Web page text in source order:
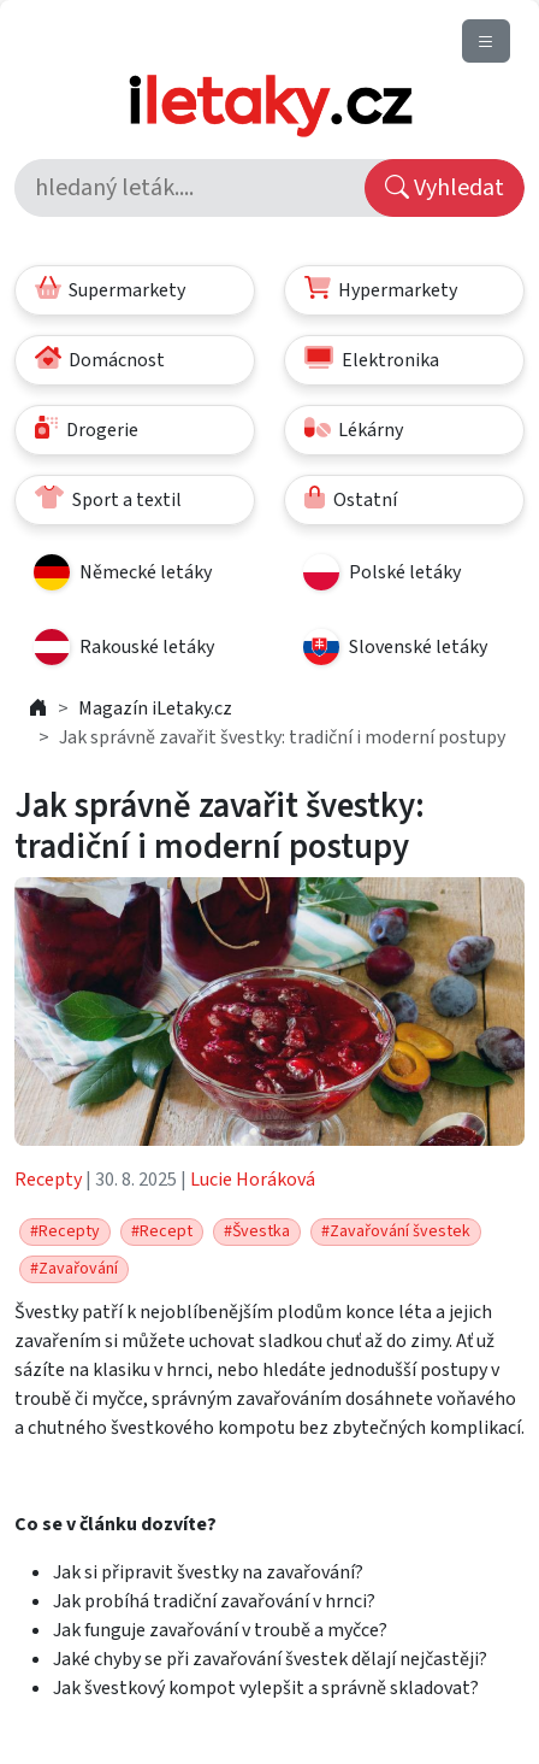
Vyhledat
Supermarkety Hypermarkety
Domácnost Elektronika
Drogerie Lékárny
Sport a textil Ostatní
Německé letáky Polské letáky
Rakouské letáky Slovenské letáky
Magazín iLetaky.cz
Jak správně zavařit švestky: tradiční i moderní postupy
Jak správně zavařit švestky:
tradiční i moderní postupy
Recepty| 30. 8. 2025 | Lucie Horáková
#Recepty #Recept #Švestka
#Zavařování švestek
#Zavařování
Švestky patří k nejoblíbenějším plodům konce léta a jejich
zavařením si můžete uchovat sladkou chuť až do zimy. Ať už
sázíte na klasiku v hrnci, nebo hledáte jednodušší postupy v
troubě či myčce, správným zavařováním dosáhnete voňavého
a chutného švestkového kompotu bez zbytečných komplikací.
Co se v článku dozvíte?
Jak si připravit švestky na zavařování?
Jak probíhá tradiční zavařování v hrnci?
Jak funguje zavařování v troubě a myčce?
Jaké chyby se při zavařování švestek dělají nejčastěji?
Jak švestkový kompot vylepšit a správně skladovat?